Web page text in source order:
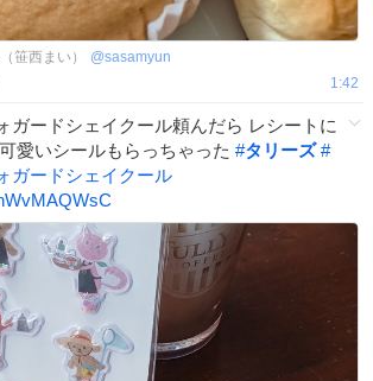
笹西まい） @sasamyun
1:42
ガードシェイクール頼んだら レシートに
可愛いシールもらっちゃった #タリーズ #
ガードシェイクール